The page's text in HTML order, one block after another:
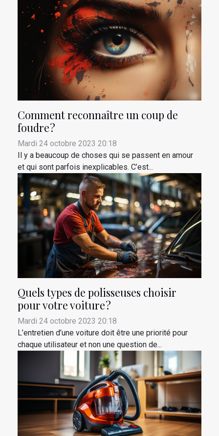
Comment reconnaître un coup de
foudre ?
Mardi 24 octobre 2023 20:18
Il y a beaucoup de choses qui se passent en amour
et qui sont parfois inexplicables. C’est...
Quels types de polisseuses choisir
pour votre voiture ?
Mardi 24 octobre 2023 20:18
L’entretien d’une voiture doit être une priorité pour
chaque utilisateur et non une question de...